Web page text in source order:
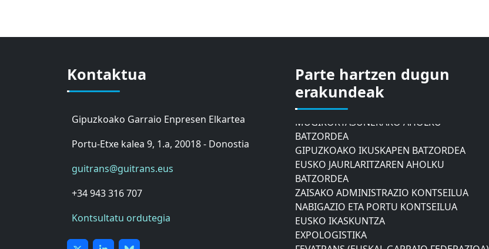
Kontaktua
Gipuzkoako Garraio Enpresen Elkartea
Portu-Etxe kalea 9, 1.a, 20018 - Donostia
guitrans@guitrans.eus
+34 943 316 707
Kontsultatu ordutegia
Parte hartzen dugun
erakundeak
ASTIC
GIPUZKOAKO MERKATARITZA GANBERA
BATZORDEA
GIPUZKOAKO IKUSKAPEN BATZORDEA
EUSKO JAURLARITZAREN AHOLKU
BATZORDEA
ZAISAKO ADMINISTRAZIO KONTSEILUA
NABIGAZIO ETA PORTU KONTSEILUA
EUSKO IKASKUNTZA
EXPOLOGISTIKA
FEVATRANS (EUSKAL GARRAIO FEDERAZIOA)